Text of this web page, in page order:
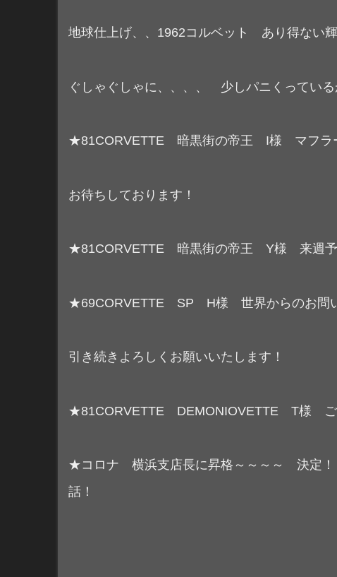
地球仕上げ、、1962コルベット あり得ない
ぐしゃぐしゃに、、、、 少しパニくってい
★81CORVETTE 暗黒街の帝王 I様 マフラー
お待ちしております！
★81CORVETTE 暗黒街の帝王 Y様 来週予
★69CORVETTE SP H様 世界からのお問い
引き続きよろしくお願いいたします！
★81CORVETTE DEMONIOVETTE T様 ご
★コロナ 横浜支店長に昇格～～～～ 決定
話！